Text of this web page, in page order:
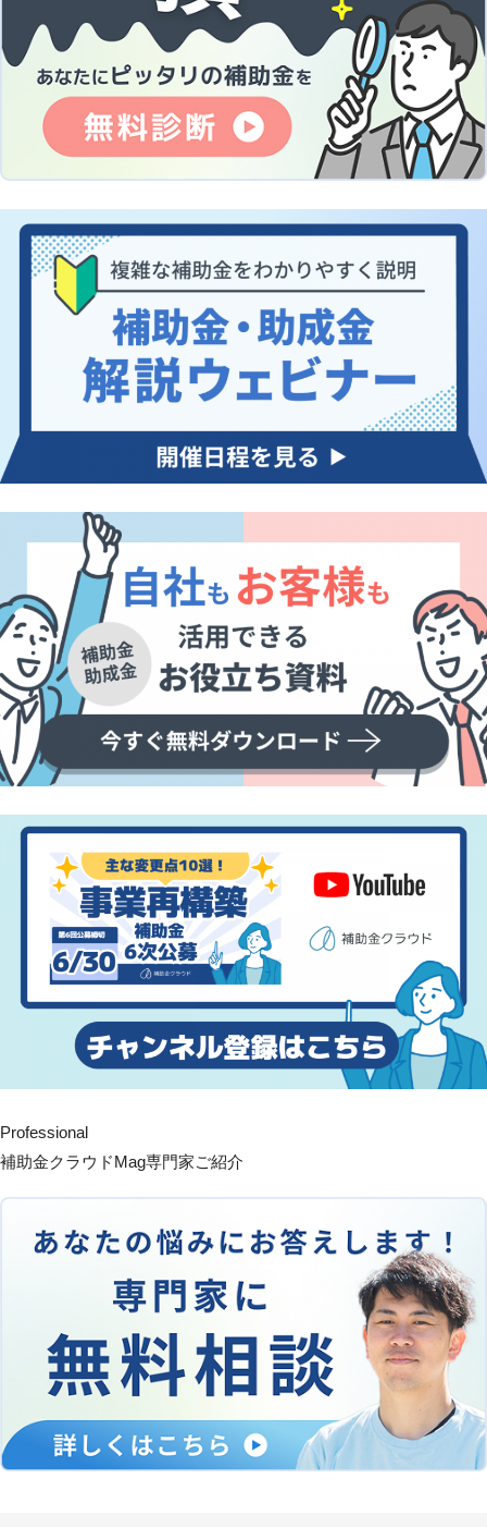
Professional
補助金クラウドMag専門家ご紹介